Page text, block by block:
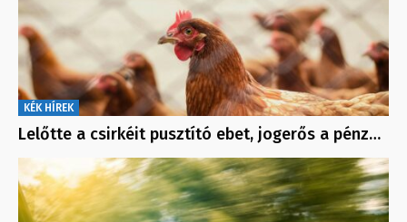
KÉK HÍREK
Lelőtte a csirkéit pusztító ebet, jogerős a pénz…